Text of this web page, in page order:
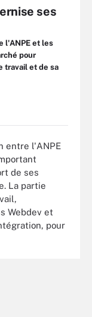
ses
l'ANPE et les
pour
travail et de sa
entre l'ANPE
de ses
La partie
Webdev et
pour